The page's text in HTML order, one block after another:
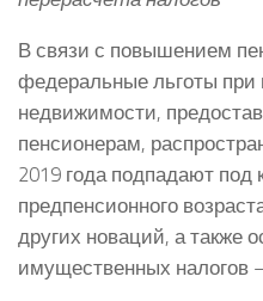
В связи с повышением
федеральные льготы при
недвижимости,
пенсионерам,
2019 года подпадают под
предпенсионного
других новаций, а также
имущественных налогов